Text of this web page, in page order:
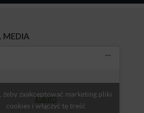
MEDIA
ASBiRO
żeby zaakceptować marketing pliki
cookies i włączyć tę treść